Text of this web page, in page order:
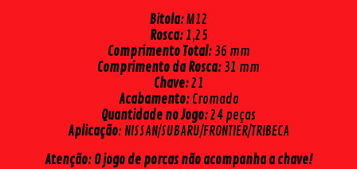
Bitola:M12
Rosca:1,25
Comprimento Total:36 mm
Comprimento da Rosca: 31 mm
Chave:21
Acabamento:Cromado
Quantidade no Jogo:24 peças
Aplicação: NISSAN/SUBARU/FRONTIER/TRIBECA
Atenção: O jogo de porcas não acompanha a chave!